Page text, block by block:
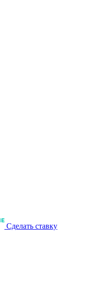
Сделать ставку